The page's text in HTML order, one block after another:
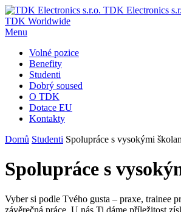
TDK Electronics
TDK Worldwide
Menu
Volné pozice
Benefity
Studenti
Dobrý soused
O TDK
Dotace EU
Kontakty
Domů Studenti Spolupráce s vysokými
Spolupráce s
Vyber si podle Tvého gusta – praxe, trainee
závěrečná práce. U nás Ti dáme příležitost